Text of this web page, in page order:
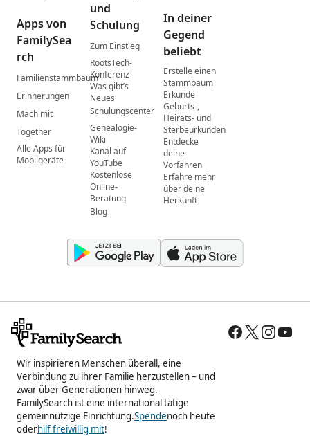
Apps von
FamilySea
rch
Familienstammbaum
Erinnerungen
Mach mit
Together
Alle Apps für
Mobilgeräte
und
Schulung
Zum Einstieg
RootsTech-
Konferenz
Was gibtʼs
Neues
Schulungscenter
Genealogie-
Wiki
Kanal auf
YouTube
Kostenlose
Online-
Beratung
Blog
In deiner
Gegend
beliebt
Erstelle einen
Stammbaum
Erkunde
Geburts-,
Heirats- und
Sterbeurkunden
Entdecke
deine
Vorfahren
Erfahre mehr
über deine
Herkunft
Wir inspirieren Menschen überall, eine
Verbindung zu ihrer Familie herzustellen – und
zwar über Generationen hinweg.
FamilySearch ist eine international tätige
gemeinnützige Einrichtung.Spendenoch heute
oderhilf freiwillig mit!